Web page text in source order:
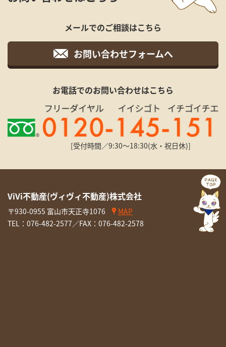
メールでのご相談はこちら
お問い合わせフォームへ
お電話でのお問い合わせはこちら
[受付時間／9:30〜18:30(水・祝日休)]
ViVi不動産(ヴィヴィ不動産)株式会社
〒930-0955 富山市天正寺1076
MAP
TEL： 076-482-2577 ／FAX：076-482-2578